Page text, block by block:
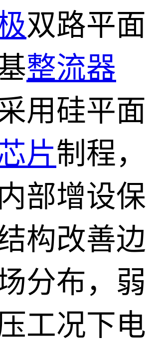
双路平面
整流器
用硅平面
片制程，
部增设保
构改善边
分布，弱
工况下电